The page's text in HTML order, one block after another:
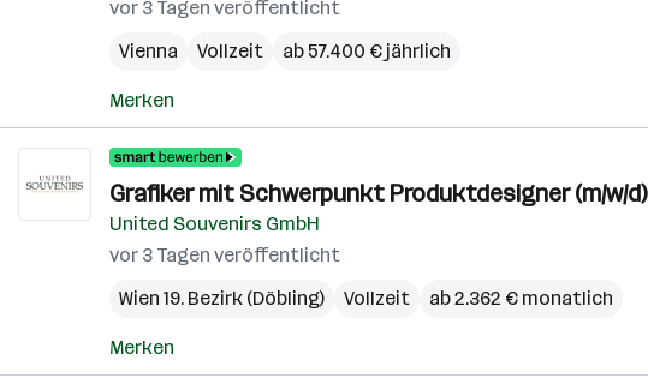
vor 3 Tagen veröffentlicht
Vienna
Vollzeit ab 57.400 € jährlich
Merken
Grafiker mit Schwerpunkt Produktdesigner (m/w/d)
United Souvenirs GmbH
vor 3 Tagen veröffentlicht
Wien 19. Bezirk (Döbling)
Vollzeit ab 2.362 € monatlich
Merken